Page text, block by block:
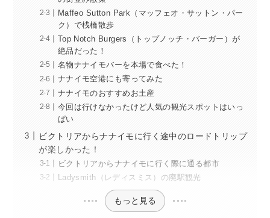
Maffeo Sutton Park（マッフェオ・サットン・パー
ク）で桟橋散歩
Top Notch Burgers（トップノッチ・バーガー）が
絶品だった！
名物ナナイモバーを本場で食べた！
ナナイモ空港にも寄ってみた
ナナイモのおすすめお土産
今回は行けなかったけど人気の観光スポットはいっ
ぱい
ビクトリアからナナイモに行く途中のロードトリップ
が楽しかった！
ビクトリアからナナイモに行く際に通る都市
Ladysmith（レディスミス）の廃駅観光
もっと見る